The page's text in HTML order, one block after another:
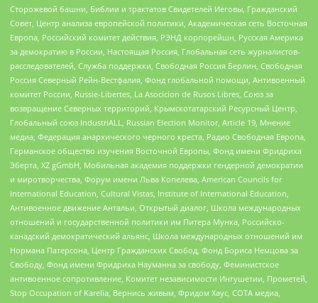
Сторожевой башни, Библии и трактатов Свидетелей Иеговы, Гражданский
Совет, Центр анализа европейской политики, Академическая сеть Восточная
Европа, Российский комитет действия, РЭНД корпорейшн, Русская Америка
за демократию в России, Настоящая Россия, Глобальная сеть журналистов-
расследователей, Служба поддержки, Свободная Россия Берлин, Свободная
Россия Северный Рейн-Вестфалия, Фонд глобальной помощи, Антивоенный
комитет России, Russie-Libertes, La Asocicion de Rusos Libres, Союз за
возвращение Северных территорий, Крымскотатарский Ресурсный Центр,
Глобальный союз IndustriALL, Russian Election Monitor, Article 19, Мнение
медиа, Федерация анархического черного креста, Радио Свободная Европа,
Германское общество изучения Восточной Европы, Фонд имени Фридриха
Эберта, XZ gGmbH, Мобильная академия поддержки гендерной демократии
и миротворчества, Форум имени Льва Копелева, American Councils for
International Education, Cultural Vistas, Institute of International Education,
Антивоенное движение Антальи, Открытый диалог, Школа международных
отношений и государственной политики им Питера Мунка, Российско-
канадский демократический альянс, Школа международных отношений им
Нормана Патерсона, Центр Гражданских Свобод, Фонд Бориса Немцова за
Свободу, Фонд имени Фридриха Науманна за свободу, Феминистское
антивоенное сопротивление, Комитет независимости Ингушетии, Прометей,
Stop Occupation of Karelia, Вернись живым, Фридом Хаус, СОТА медиа,